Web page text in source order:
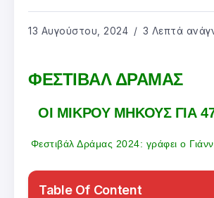
13 Αυγούστου, 2024 3 Λεπτά
ΦΕΣΤΙΒΑΛ ΔΡΑΜΑΣ
ΟΙ ΜΙΚΡΟΥ ΜΗΚΟΥΣ ΓΙΑ
Φεστιβάλ Δράμας 2024: γράφει ο
Table Of Content